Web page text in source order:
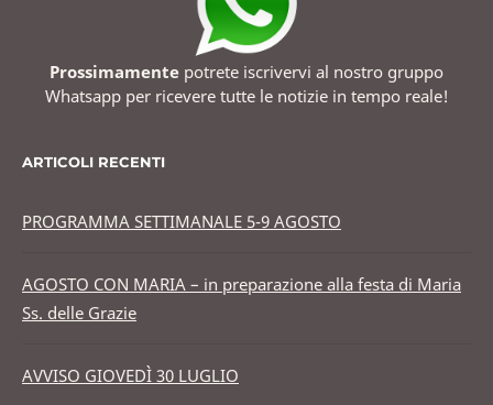
Prossimamente potrete iscrivervi al nostro gruppo
Whatsapp per ricevere tutte le notizie in tempo reale!
ARTICOLI RECENTI
PROGRAMMA SETTIMANALE 5-9 AGOSTO
AGOSTO CON MARIA – in preparazione alla festa di Maria
Ss. delle Grazie
AVVISO GIOVEDÌ 30 LUGLIO